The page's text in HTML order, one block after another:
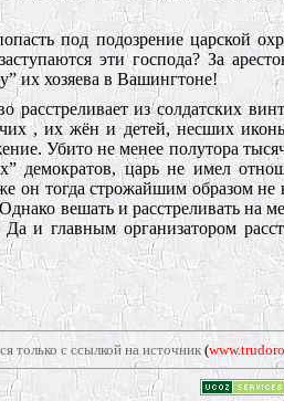
под подозрение царской
эти господа? За
их хозяева в Вашингтоне!
расстреливает из солдатских
, их жён и детей, несших
Убито не менее полутора
демократов, царь не имел
тогда строжайшим образом не
вешать и расстреливать на
и главным организатором
только с ссылкой на источник(